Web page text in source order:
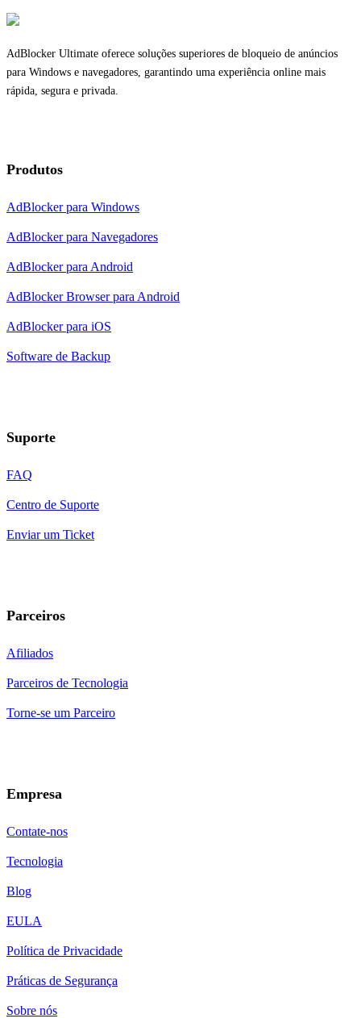
AdBlocker Ultimate oferece soluções superiores de bloqueio de anúncios
para Windows e navegadores, garantindo uma experiência online mais
rápida, segura e privada.
Produtos
AdBlocker para Windows
AdBlocker para Navegadores
AdBlocker para Android
AdBlocker Browser para Android
AdBlocker para iOS
Software de Backup
Suporte
FAQ
Centro de Suporte
Enviar um Ticket
Parceiros
Afiliados
Parceiros de Tecnologia
Torne-se um Parceiro
Empresa
Contate-nos
Tecnologia
Blog
EULA
Política de Privacidade
Práticas de Segurança
Sobre nós